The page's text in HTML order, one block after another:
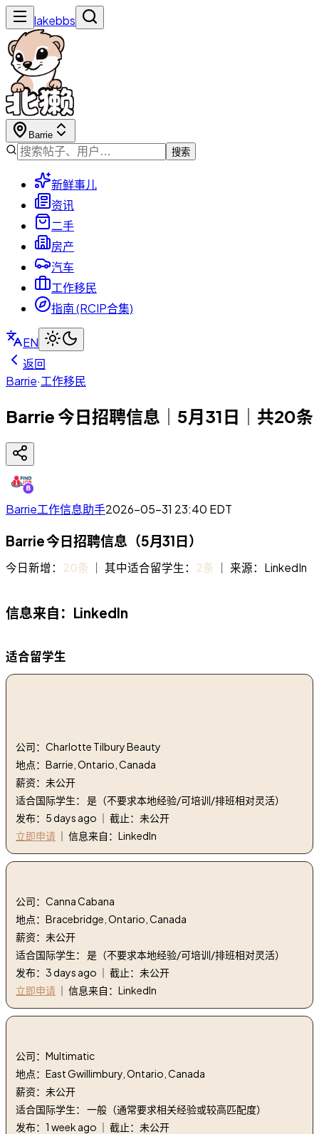
lakebbs
Barrie
搜索
新鲜事儿
资讯
二手
房产
汽车
工作移民
指南 (RCIP合集)
EN
返回
Barrie·工作移民
Barrie 今日招聘信息｜5月31日｜共20条
Barrie工作信息助手2026-05-31 23:40 EDT
Barrie 今日招聘信息（5月31日）
今日新增： 20条 ｜ 其中适合留学生： 2条 ｜ 来源：LinkedIn
信息来自：LinkedIn
适合留学生
公司：Charlotte Tilbury Beauty
地点：Barrie, Ontario, Canada
薪资：未公开
适合国际学生： 是（不要求本地经验/可培训/排班相对灵活）
发布：5 days ago ｜ 截止：未公开
立即申请 ｜ 信息来自：LinkedIn
公司：Canna Cabana
地点：Bracebridge, Ontario, Canada
薪资：未公开
适合国际学生： 是（不要求本地经验/可培训/排班相对灵活）
发布：3 days ago ｜ 截止：未公开
立即申请 ｜ 信息来自：LinkedIn
公司：Multimatic
地点：East Gwillimbury, Ontario, Canada
薪资：未公开
适合国际学生： 一般（通常要求相关经验或较高匹配度）
发布：1 week ago ｜ 截止：未公开